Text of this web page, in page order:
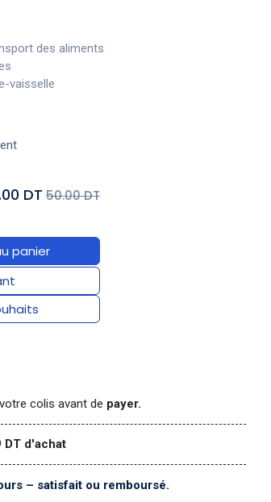
des aliments
vaisselle
panier
DT 50.00 DT
votre colis avant de payer.
DT d'achat
– satisfait ou remboursé.